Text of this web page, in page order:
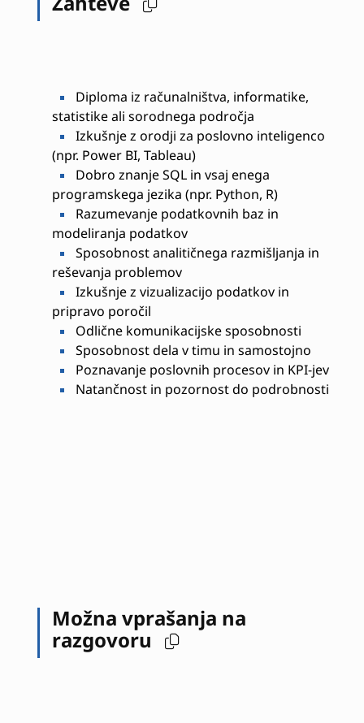
Diploma iz računalništva, informatike,
statistike ali sorodnega področja
Izkušnje z orodji za poslovno inteligenco
(npr. Power BI, Tableau)
Dobro znanje SQL in vsaj enega
programskega jezika (npr. Python, R)
Razumevanje podatkovnih baz in
modeliranja podatkov
Sposobnost analitičnega razmišljanja in
reševanja problemov
Izkušnje z vizualizacijo podatkov in
pripravo poročil
Odlične komunikacijske sposobnosti
Sposobnost dela v timu in samostojno
Poznavanje poslovnih procesov in KPI-jev
Natančnost in pozornost do podrobnosti
Možna vprašanja na
razgovoru